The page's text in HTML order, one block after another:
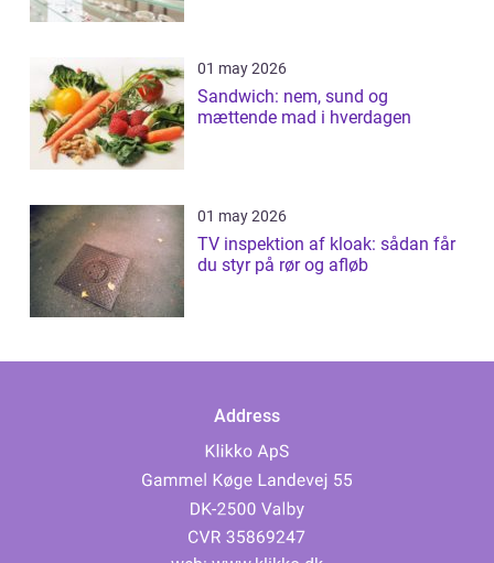
01 may 2026
Sandwich: nem, sund og
mættende mad i hverdagen
01 may 2026
TV inspektion af kloak: sådan får
du styr på rør og afløb
Address